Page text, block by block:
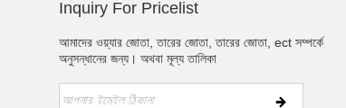
Inquiry For Pricelist
আমাদের ওয়্যার জোতা, তারের জোতা, তারের জোতা, ect সম্পর্কে
অনুসন্ধানের জন্য। অথবা মূল্য তালিকা